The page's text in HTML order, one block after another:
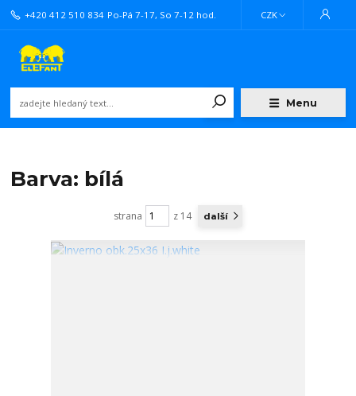
Menu
CZK
+420 412 510 834 Po-Pá 7-17, So 7-12 hod.
Barva: bílá
strana z 14 další